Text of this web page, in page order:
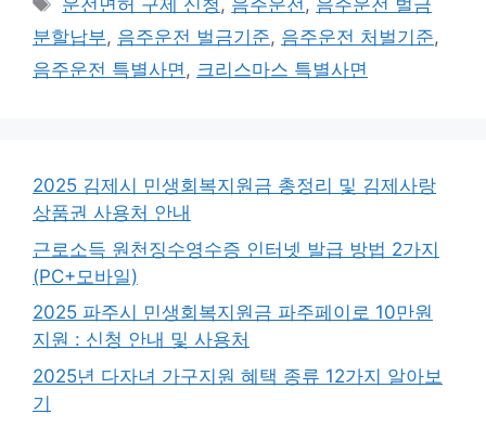
리
그
운전면허 구제 신청, 음주운전, 음주운전 벌금
분할납부, 음주운전 벌금기준, 음주운전 처벌기준,
음주운전 특별사면, 크리스마스 특별사면
2025 김제시 민생회복지원금 총정리 및 김제사랑
상품권 사용처 안내
근로소득 원천징수영수증 인터넷 발급 방법 2가지
(PC+모바일)
2025 파주시 민생회복지원금 파주페이로 10만원
지원 : 신청 안내 및 사용처
2025년 다자녀 가구지원 혜택 종류 12가지 알아보
기